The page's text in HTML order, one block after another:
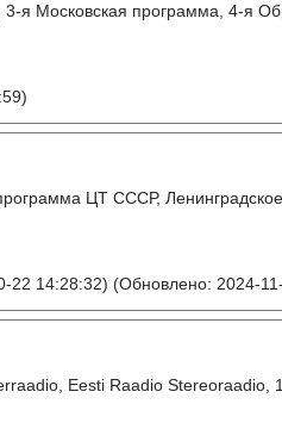
я Московская программа, 4-я
ЦТ СССР,
22 14:28:32) (Обновлено: 2024-
Eesti Raadio Stereoraadio,